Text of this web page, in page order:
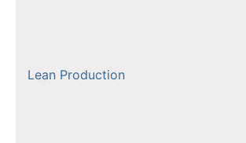
Lean Production